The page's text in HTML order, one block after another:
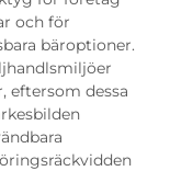
och för
bäroptioner.
eftersom dessa